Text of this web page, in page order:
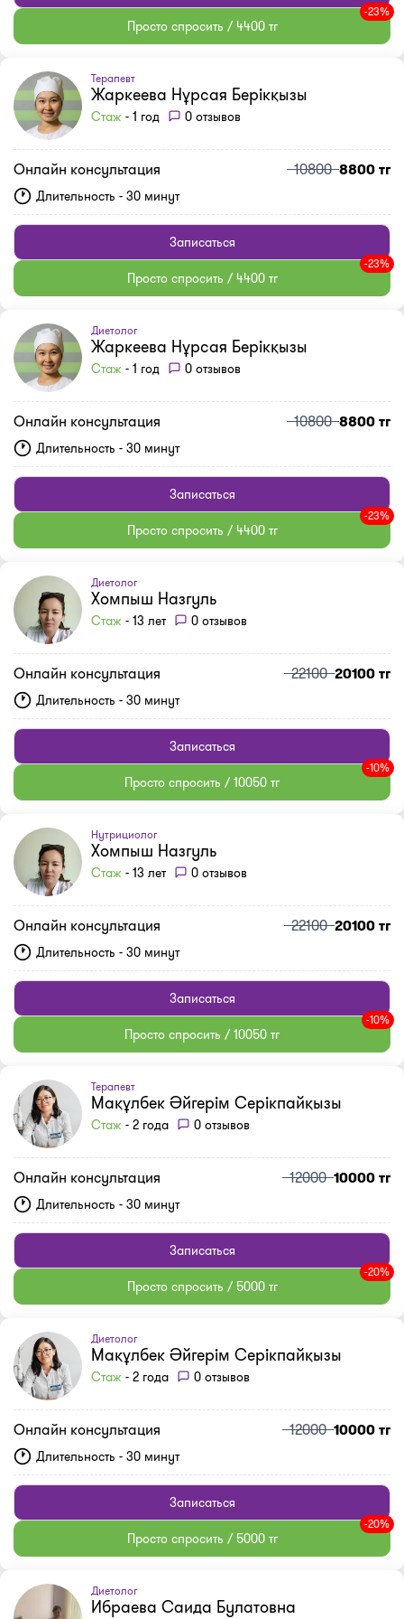
Просто спросить / 4400 тг
-23%
Терапевт
Жаркеева Нұрсая Берікқызы
Стаж - 1 год 0 отзывов
Онлайн консультация 108008800 тг
Длительность - 30 минут
Записаться
Просто спросить / 4400 тг
-23%
Диетолог
Жаркеева Нұрсая Берікқызы
Стаж - 1 год 0 отзывов
Онлайн консультация 108008800 тг
Длительность - 30 минут
Записаться
Просто спросить / 4400 тг
-23%
Диетолог
Хомпыш Назгуль
Стаж - 13 лет 0 отзывов
Онлайн консультация 2210020100 тг
Длительность - 30 минут
Записаться
Просто спросить / 10050 тг
-10%
Нутрициолог
Хомпыш Назгуль
Стаж - 13 лет 0 отзывов
Онлайн консультация 2210020100 тг
Длительность - 30 минут
Записаться
Просто спросить / 10050 тг
-10%
Терапевт
Мақұлбек Әйгерім Серікпайқызы
Стаж - 2 года 0 отзывов
Онлайн консультация 1200010000 тг
Длительность - 30 минут
Записаться
Просто спросить / 5000 тг
-20%
Диетолог
Мақұлбек Әйгерім Серікпайқызы
Стаж - 2 года 0 отзывов
Онлайн консультация 1200010000 тг
Длительность - 30 минут
Записаться
Просто спросить / 5000 тг
-20%
Диетолог
Ибраева Саида Булатовна